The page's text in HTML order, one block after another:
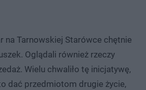
na Tarnowskiej Starówce chętnie
Oglądali również rzeczy
Wielu chwaliło tę inicjatywę,
dać przedmiotom drugie życie,